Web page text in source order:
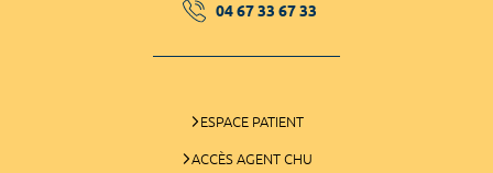
04 67 33 67 33
ESPACE PATIENT
ACCÈS AGENT CHU